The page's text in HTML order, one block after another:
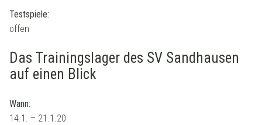
Testspiele:
offen
Das Trainingslager des SV Sandhausen
auf einen Blick
Wann:
14.1. – 21.1.20